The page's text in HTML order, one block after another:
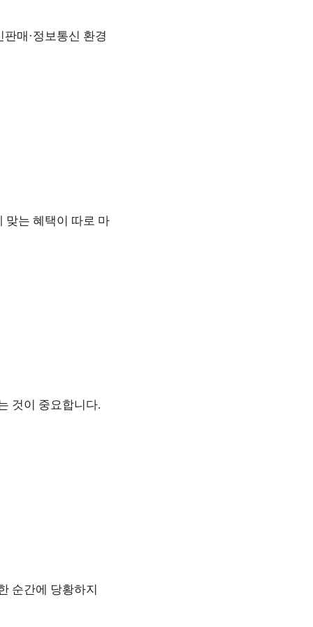
매·정보통신 환경
맞는 혜택이 따로 마
것이 중요합니다.
순간에 당황하지